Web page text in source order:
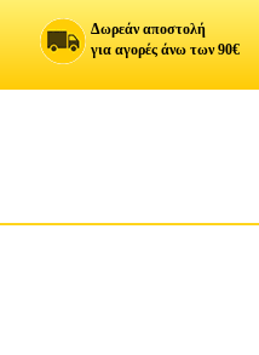
Δωρεάν αποστολή
για αγορές άνω των 90€